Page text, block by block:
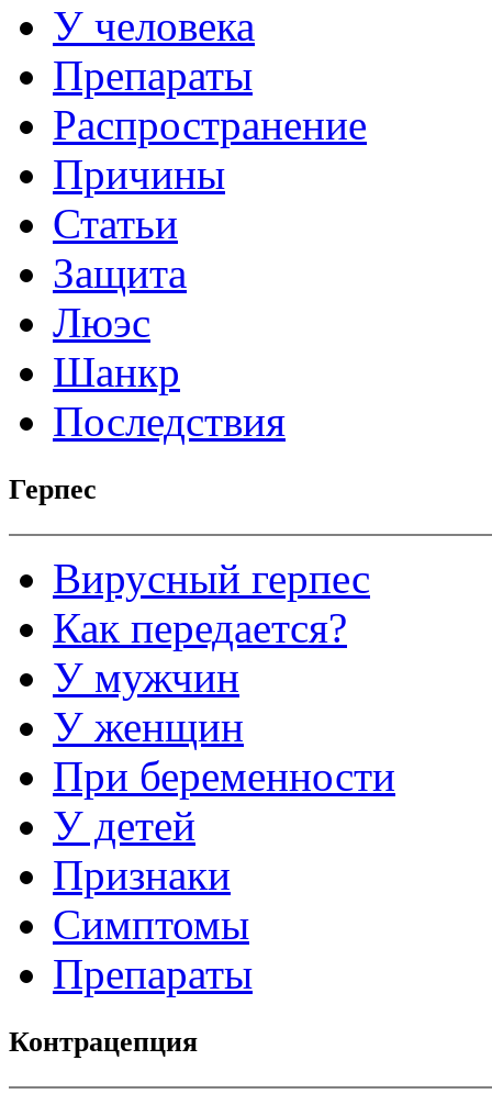
У человека
Препараты
Распространение
Причины
Статьи
Защита
Люэс
Шанкр
Последствия
Герпес
Вирусный герпес
Как передается?
У мужчин
У женщин
При беременности
У детей
Признаки
Симптомы
Препараты
Контрацепция